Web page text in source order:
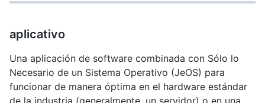
aplicativo
Una aplicación de software combinada con Sólo lo
Necesario de un Sistema Operativo (JeOS) para
funcionar de manera óptima en el hardware estándar
de la industria (generalmente, un servidor) o en una